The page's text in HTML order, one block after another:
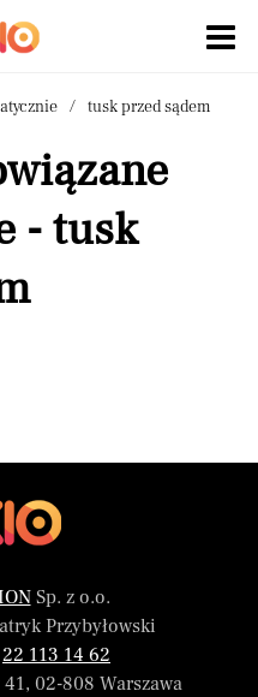
tusk przed sądem
- tusk
Sp. z o.o.
Przybyłowski
22 113 14 62
02-808 Warszawa